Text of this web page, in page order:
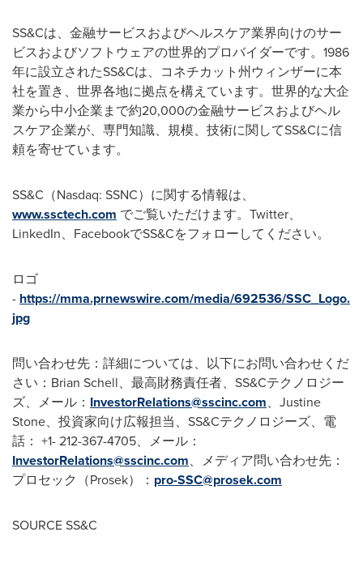
SS&Cは、金融サービスおよびヘルスケア業界向けのサー
ビスおよびソフトウェアの世界的プロバイダーです。 1986
年に設立されたSS&Cは、コネチカット州ウィンザーに本
社を置き、世界各地に拠点を構えています。世界的な大企
業から中小企業まで約20,000の金融サービスおよびヘル
スケア企業が、専門知識、規模、技術に関してSS&Cに信
頼を寄せています。
SS&C （Nasdaq: SSNC）に関する情報は、
www.ssctech.com でご覧いただけます。 Twitter、
LinkedIn、 FacebookでSS&Cをフォローしてください。
ロゴ
- https://mma.prnewswire.com/media/692536/SSC_Logo.
jpg
問い合わせ先：詳細については、以下にお問い合わせくだ
さい： Brian Schell、最高財務責任者、 SS&Cテクノロジー
ズ、メール： InvestorRelations@sscinc.com、 Justine
Stone、投資家向け広報担当、 SS&Cテクノロジーズ、電
話： +1- 212-367-4705、メール：
InvestorRelations@sscinc.com、メディア問い合わせ先：
プロセック（Prosek）： pro-SSC@prosek.com
SOURCE SS&C